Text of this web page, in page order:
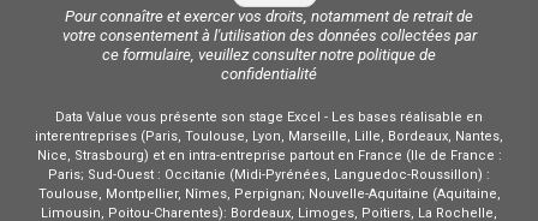
Pour connaître et exercer vos droits, notamment de retrait de
votre consentement à l'utilisation des données collectées par
ce formulaire, veuillez consulter notre politique de
confidentialité
Data Value vous présente son stage Excel - Les bases réalisable en
interentreprises (Paris, Toulouse, Lyon, Marseille, Lille, Bordeaux, Nantes,
Nice, Strasbourg) et en intra-entreprise partout en France (Ile de France :
Paris; Sud-Ouest : Occitanie (Midi-Pyrénées, Languedoc-Roussillon) :
Toulouse, Montpellier, Nîmes, Perpignan; Nouvelle-Aquitaine (Aquitaine,
Limousin, Poitou-Charentes): Bordeaux, Limoges, Poitiers, La Rochelle,